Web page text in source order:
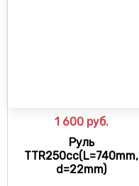
1 600 руб.
Руль
TTR250cc(L=740mm,
d=22mm)